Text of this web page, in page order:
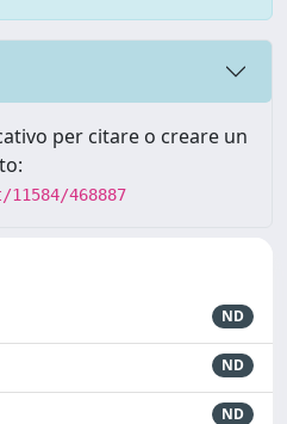
per citare o creare un
468887
ND
ND
ND